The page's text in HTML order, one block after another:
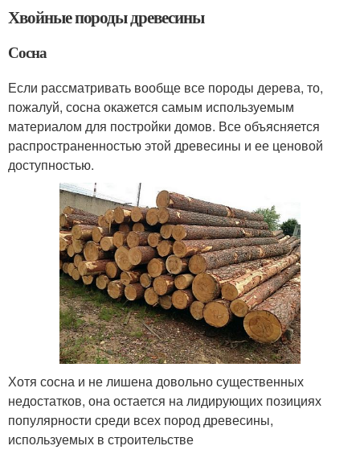
Хвойные породы древесины
Сосна
Если рассматривать вообще все породы дерева, то,
пожалуй, сосна окажется самым используемым
материалом для постройки домов. Все объясняется
распространенностью этой древесины и ее ценовой
доступностью.
Хотя сосна и не лишена довольно существенных
недостатков, она остается на лидирующих позициях
популярности среди всех пород древесины,
используемых в строительстве